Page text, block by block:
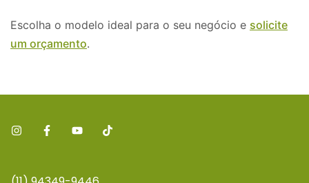
Escolha o modelo ideal para o seu negócio e solicite
um orçamento.